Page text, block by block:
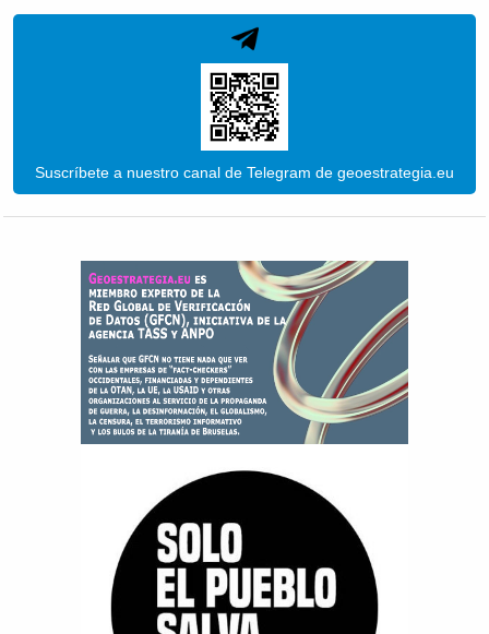
Suscríbete a nuestro canal de Telegram de geoestrategia.eu